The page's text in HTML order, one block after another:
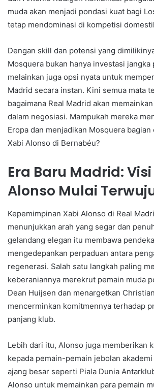
muda akan menjadi pondasi kuat bagi
tetap mendominasi di kompetisi
Dengan skill dan potensi yang
Mosquera bukan hanya investasi jangka
melainkan juga opsi nyata untuk
Madrid secara instan. Kini semua mata
bagaimana Real Madrid akan
dalam negosiasi. Mampukah mereka
Eropa dan menjadikan Mosquera
Xabi Alonso di Bernabéu?
Era Baru Madrid:
Alonso Mulai
Kepemimpinan Xabi Alonso di Real
menunjukkan arah yang segar dan
gelandang elegan itu membawa
mengedepankan perpaduan antara
regenerasi. Salah satu langkah paling
keberaniannya merekrut pemain muda
Dean Huijsen dan menargetkan
mencerminkan komitmennya terhadap
panjang klub.
Lebih dari itu, Alonso juga memberikan
kepada pemain-pemain jebolan
ajang besar seperti Piala Dunia
Alonso untuk memainkan para pemain